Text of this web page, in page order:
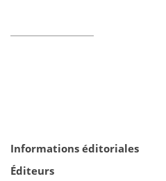
Informations éditoriales
Éditeurs